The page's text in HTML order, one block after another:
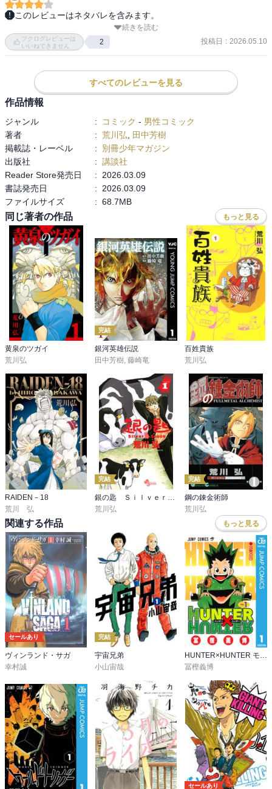
に刃を向ける。その混乱に乗じ、玉座に忍び寄る蛇の魔王。最強の
王・アンドラゴラスの肉体を手に入れ、現世に降臨する。パルス軍
を率い、狙うはアルスラーンの命…！ 蛇王討伐を決意したアルスラ
ーンに、魔に支配された王都が牙を剥く！！
・‥…━━━☆・‥…━━━☆・‥…━━━☆
感想は最終巻にまとめて記載予定です。
このレビューはネタバレを含みます。
『アルスラーン戦記』第24巻。
死んだはずの者たちが、蛇王ザッハークの力で次々と蘇る。しか
かる。その描写がとにかくつらく、不気味だ。
ついに復活したアンドラゴラス三世も凄まじい。もともとの王とし
ての威圧感が、ザッハークそのものと重なることでさらに禍々しさ
を増している。さらに、アルスラーンたちの前にはダリューンの伯
父であり、アルスラーンの剣術の師でもあるヴァフリーズまで立ち
はだかる。ただ斬れば済む敵ではないところが苦しい。
しかもアルスラーンは、カイ・ホスローの血を引かないことが各陣
営に知れ渡りつつある。ザッハーク唯一の弱点である聖剣ルクナバ
ードも、いまだ抜けない。正統性も切り札もないまま、分断され包
囲されて戦わなければならない状況があまりにも厳しい。
原作第7巻『王都奪還』あたりから、荒川版はかなりオリジナル寄り
の展開になっているが、この巻を読むと、もう「王都奪還」で終わ
る話ではないのだとよくわかる。そろそろ原作も最後まで読まね
ば、と改めて思わされた。
続きを読む
ブクログレビューは
いいねできません
2 投稿日 : 2026.05.10
すべてのレビューを見る
作品情報
ジャンル : コミック - 男性コミック
著者
: 荒川弘
田中芳樹
掲載誌・レーベル
:
別冊少年マガジン
出版社
: 講談社
Reader Store発売日
:
2026.03.09
書誌発売日
:
2026.03.09
ファイルサイズ
: 68.7MB
同じ著者の作品 もっと見る
黄泉のツガイ
荒川弘
完結
銀河英雄伝説
田中芳樹, 藤崎竜
百姓貴族
荒川弘
RAIDEN－18
荒川 弘
完結
荒川弘
完結
鋼の錬金術師
荒川弘
関連する作品 もっと見る
セールあり
ヴィンランド・サガ
幸村誠
完結
宇宙兄弟
小山宙哉
HUNTER×HUNTER モノクロ版
冨樫義博
セールあり